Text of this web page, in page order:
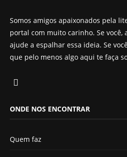
Somos amigos apaixonados pela
portal com muito carinho. Se você,
ajude a espalhar essa ideia. Se
que pelo menos algo aqui te faça
ONDE NOS ENCONTRAR
Quem faz